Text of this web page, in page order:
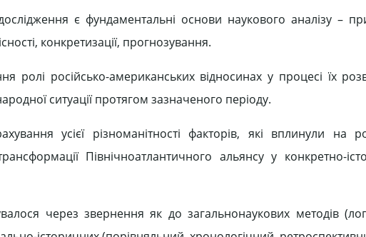
є фундаментальні основи наукового аналізу –
конкретизації, прогнозування.
ролі російсько-американських відносинах у процесі їх
ситуації протягом зазначеного періоду.
усієї різноманітності факторів, які вплинули на
Північноатлантичного альянсу у конкретно-
через звернення як до загальнонаукових методів